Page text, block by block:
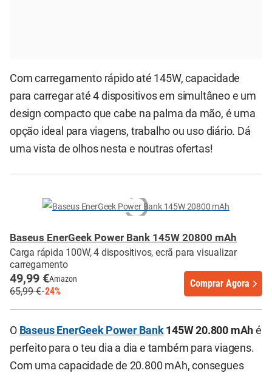
Com carregamento rápido até 145W, capacidade
para carregar até 4 dispositivos em simultâneo e um
design compacto que cabe na palma da mão, é uma
opção ideal para viagens, trabalho ou uso diário. Dá
uma vista de olhos nesta e noutras ofertas!
Baseus EnerGeek Power Bank 145W 20800 mAh
Carga rápida 100W, 4 dispositivos, ecrã para visualizar
carregamento
49,99 €Amazon
65,99 €-24%
Comprar Agora
O Baseus EnerGeek Power Bank145W 20.800 mAh é
perfeito para o teu dia a dia e também para viagens.
Com uma capacidade de 20.800 mAh, consegues